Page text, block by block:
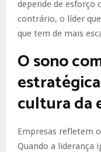
depende de esforço
contrário, o líder
que tem de mais
O sono
cultura da
Empresas refletem
Quando a liderança